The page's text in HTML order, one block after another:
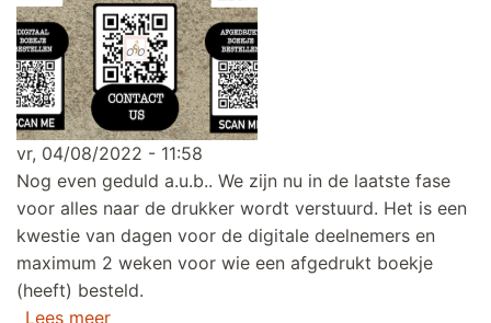
vr, 04/08/2022 - 11:58
Nog even geduld a.u.b.. We zijn nu in de laatste fase
voor alles naar de drukker wordt verstuurd. Het is een
kwestie van dagen voor de digitale deelnemers en
maximum 2 weken voor wie een afgedrukt boekje
(heeft) besteld.
Lees meerover We zijn er bijna! Fietszoektocht start